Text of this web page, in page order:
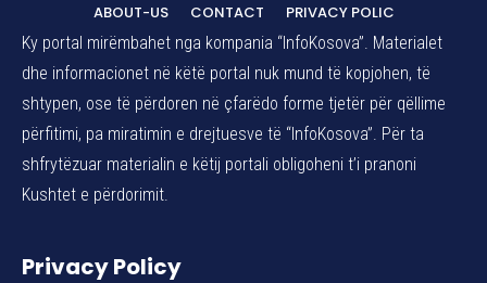
ABOUT-US CONTACT
PRIVACY POLIC
Ky portal mirëmbahet nga kompania “InfoKosova”. Materialet
dhe informacionet në këtë portal nuk mund të kopjohen, të
shtypen, ose të përdoren në çfarëdo forme tjetër për qëllime
përfitimi, pa miratimin e drejtuesve të “InfoKosova”. Për ta
shfrytëzuar materialin e këtij portali obligoheni t’i pranoni
Kushtet e përdorimit.
Privacy Policy